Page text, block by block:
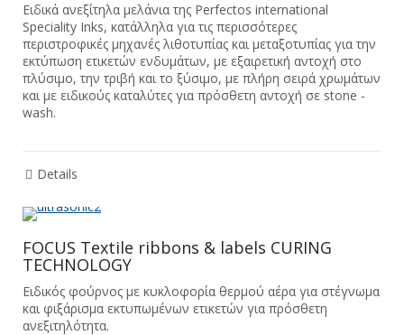
Ειδικά ανεξίτηλα μελάνια της Perfectos international
Speciality Inks, κατάλληλα για τις περισσότερες
περιστροφικές μηχανές λιθοτυπίας και μεταξοτυπίας για την
εκτύπωση ετικετών ενδυμάτων, με εξαιρετική αντοχή στο
πλύσιμο, την τριβή και το ξύσιμο, με πλήρη σειρά χρωμάτων
και με ειδικούς καταλύτες για πρόσθετη αντοχή σε stone -
wash.
Details
FOCUS Textile ribbons & labels CURING
TECHNOLOGY
Ειδικός φούρνος με κυκλοφορία θερμού αέρα για στέγνωμα
και φιξάρισμα εκτυπωμένων ετικετών για πρόσθετη
ανεξιτηλότητα.